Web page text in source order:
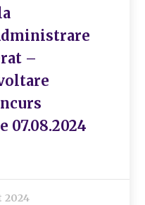
–
07.08.2024
2024